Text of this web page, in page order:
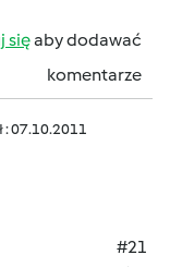
sięaby dodawać
komentarze
: 07.10.2011
#21